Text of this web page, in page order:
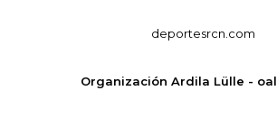
deportesrcn.com
Organización Ardila Lülle -